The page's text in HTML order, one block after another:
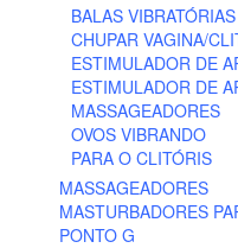
BALAS VIBRATÓRIAS
CHUPAR VAGINA/
ESTIMULADOR DE
ESTIMULADOR DE
MASSAGEADORES
OVOS VIBRANDO
PARA O CLITÓRIS
MASSAGEADORES
MASTURBADORES
PONTO G